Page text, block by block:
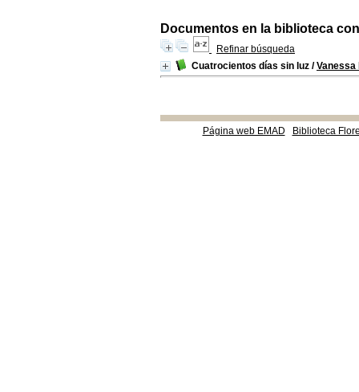
Documentos en la biblioteca
Refinar búsqueda
Cuatrocientos días sin luz /Vanessa
Página web EMAD Biblioteca